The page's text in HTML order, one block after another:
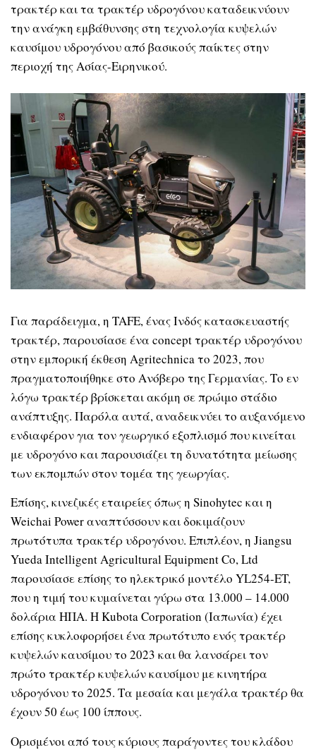
τρακτέρ και τα τρακτέρ υδρογόνου καταδεικνύουν
την ανάγκη εμβάθυνσης στη τεχνολογία κυψελών
καυσίμου υδρογόνου από βασικούς παίκτες στην
περιοχή της Ασίας-Ειρηνικού.
Για παράδειγμα, η TAFE, ένας Ινδός κατασκευαστής
τρακτέρ, παρουσίασε ένα concept τρακτέρ υδρογόνου
στην εμπορική έκθεση Agritechnica το 2023, που
πραγματοποιήθηκε στο Ανόβερο της Γερμανίας. Το εν
λόγω τρακτέρ βρίσκεται ακόμη σε πρώιμο στάδιο
ανάπτυξης. Παρόλα αυτά, αναδεικνύει το αυξανόμενο
ενδιαφέρον για τον γεωργικό εξοπλισμό που κινείται
με υδρογόνο και παρουσιάζει τη δυνατότητα μείωσης
των εκπομπών στον τομέα της γεωργίας.
Επίσης, κινεζικές εταιρείες όπως η Sinohytec και η
Weichai Power αναπτύσσουν και δοκιμάζουν
πρωτότυπα τρακτέρ υδρογόνου. Επιπλέον, η Jiangsu
Yueda Intelligent Agricultural Equipment Co, Ltd
παρουσίασε επίσης το ηλεκτρικό μοντέλο YL254-ET,
που η τιμή του κυμαίνεται γύρω στα 13.000 – 14.000
δολάρια ΗΠΑ. Η Kubota Corporation (Ιαπωνία) έχει
επίσης κυκλοφορήσει ένα πρωτότυπο ενός τρακτέρ
κυψελών καυσίμου το 2023 και θα λανσάρει τον
πρώτο τρακτέρ κυψελών καυσίμου με κινητήρα
υδρογόνου το 2025. Τα μεσαία και μεγάλα τρακτέρ θα
έχουν 50 έως 100 ίππους.
Ορισμένοι από τους κύριους παράγοντες του κλάδου